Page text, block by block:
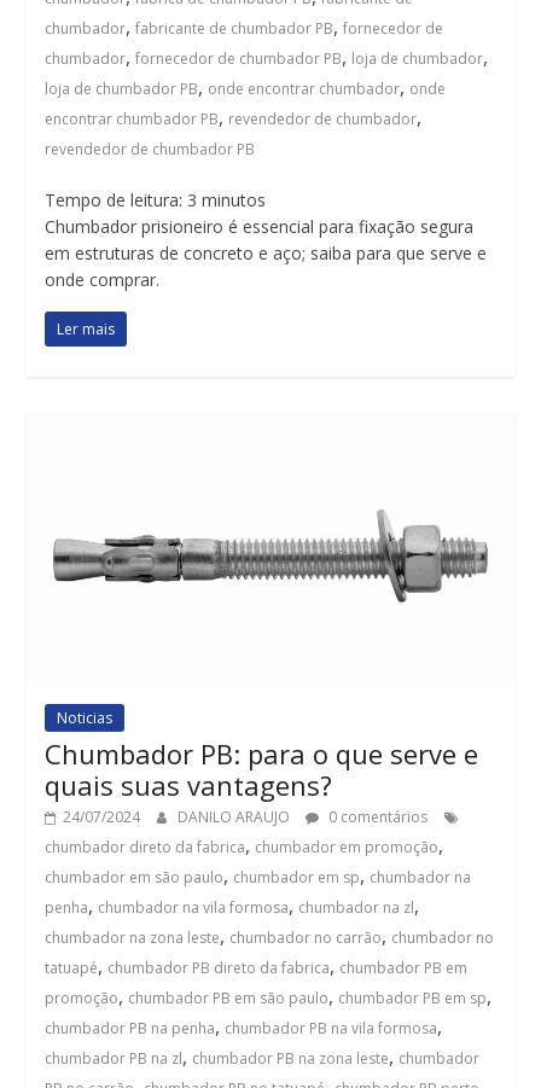
chumbador,fabricante de chumbador PB,fornecedor de
chumbador,fornecedor de chumbador PB, loja de chumbador,
loja de chumbador PB, onde encontrar chumbador, onde
encontrar chumbador PB, revendedor de chumbador,
revendedor de chumbador PB
Tempo de leitura: 3 minutos
Chumbador prisioneiro é essencial para fixação segura
em estruturas de concreto e aço; saiba para que serve e
onde comprar.
Ler mais
Noticias
Chumbador PB: para o que serve e
quais suas vantagens?
24/07/2024 DANILO ARAUJO
0 comentários
chumbador direto da fabrica, chumbador em promoção,
chumbador em são paulo, chumbador em sp, chumbador na
penha, chumbador na vila formosa, chumbador na zl,
chumbador na zona leste, chumbador no carrão, chumbador no
tatuapé, chumbador PB direto da fabrica, chumbador PB em
promoção, chumbador PB em são paulo, chumbador PB em sp,
chumbador PB na penha, chumbador PB na vila formosa,
chumbador PB na zl, chumbador PB na zona leste, chumbador